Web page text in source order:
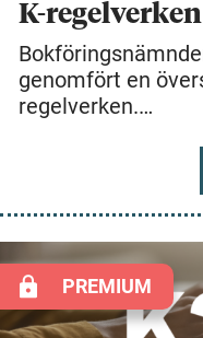
K-regelverken
genomfört en
regelverken.…
PREMIUM